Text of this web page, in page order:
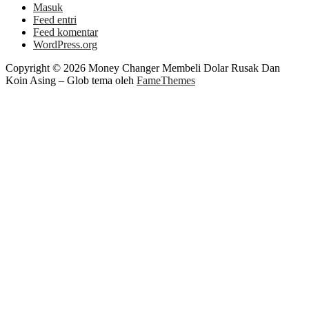
Masuk
Feed entri
Feed komentar
WordPress.org
Copyright © 2026 Money Changer Membeli Dolar Rusak Dan
Koin Asing – Glob tema oleh FameThemes